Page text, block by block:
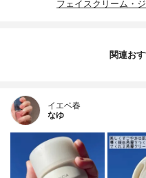
フェイスクリーム・
関連お
イエベ春
なゆ